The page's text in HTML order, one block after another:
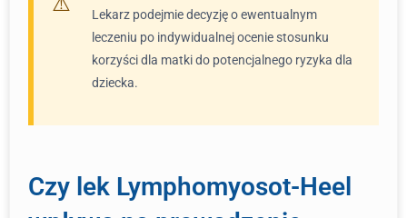
Lekarz podejmie decyzję o ewentualnym
leczeniu po indywidualnej ocenie stosunku
korzyści dla matki do potencjalnego ryzyka dla
dziecka.
Czy lek Lymphomyosot-Heel